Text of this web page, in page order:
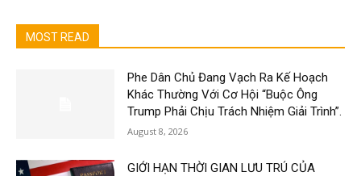
MOST READ
Phe Dân Chủ Đang Vạch Ra Kế Hoạch
Khác Thường Với Cơ Hội “Buộc Ông
Trump Phải Chịu Trách Nhiệm Giải Trình”.
August 8, 2026
GIỚI HẠN THỜI GIAN LƯU TRÚ CỦA